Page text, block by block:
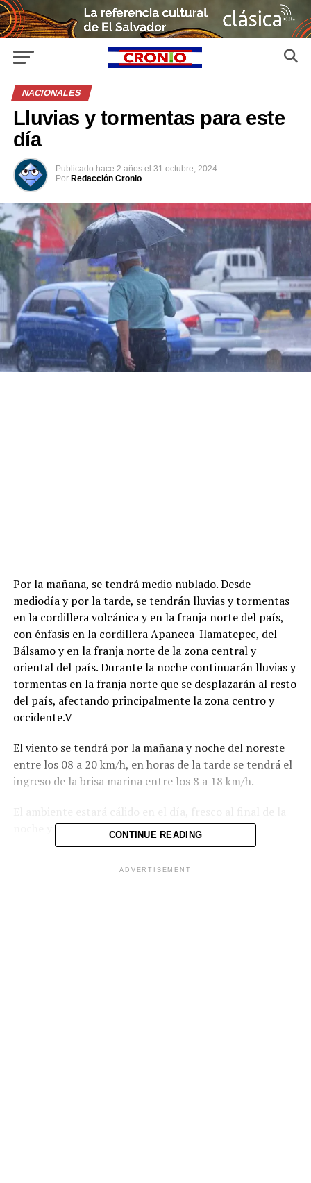
NACIONALES
Lluvias y tormentas para este
día
Publicado hace 2 años el 31 octubre, 2024
Por Redacción Cronio
Por la mañana, se tendrá medio nublado. Desde
mediodía y por la tarde, se tendrán lluvias y tormentas
en la cordillera volcánica y en la franja norte del país,
con énfasis en la cordillera Apaneca-Ilamatepec, del
Bálsamo y en la franja norte de la zona central y
oriental del país. Durante la noche continuarán lluvias y
tormentas en la franja norte que se desplazarán al resto
del país, afectando principalmente la zona centro y
occidente.V
El viento se tendrá por la mañana y noche del noreste
entre los 08 a 20 km/h, en horas de la tarde se tendrá el
ingreso de la brisa marina entre los 8 a 18 km/h.
noche y madrugada.
onda del este y un sistema de Baja Presión ubicada al
CONTINUE READING
ADVERTISEMENT